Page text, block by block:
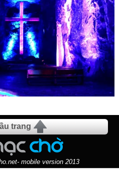
trang
mobile version 2013